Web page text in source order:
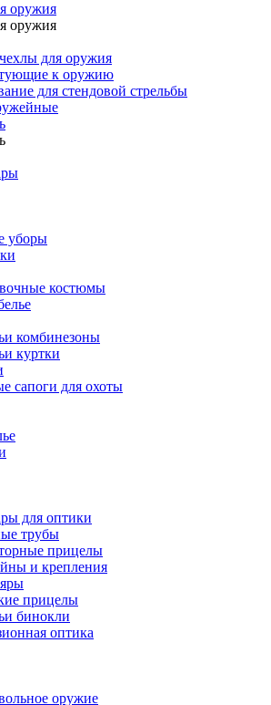
оружия
оружия
для оружия
к оружию
для стендовой стрельбы
уборы
костюмы
комбинезоны
куртки
сапоги для охоты
для оптики
трубы
прицелы
и крепления
прицелы
бинокли
оптика
оружие